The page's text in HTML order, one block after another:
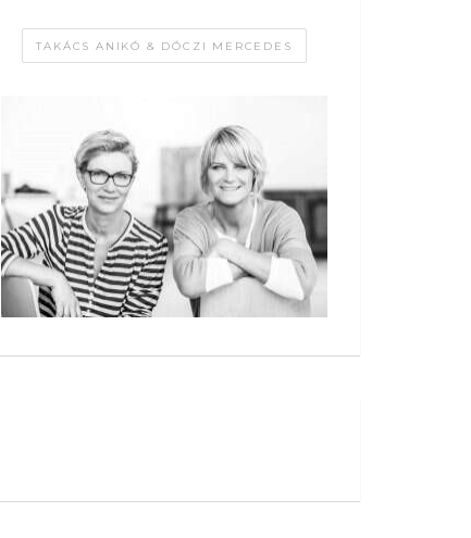
TAKÁCS ANIKÓ & DÓCZI MERCEDES